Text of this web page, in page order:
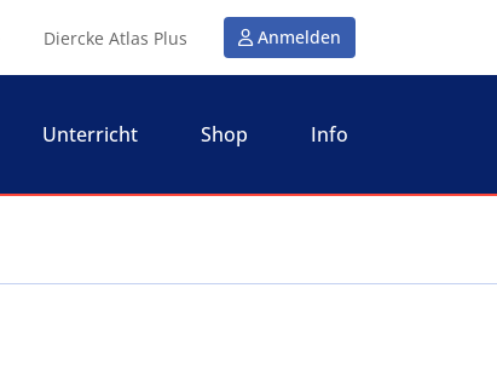
Diercke Atlas Plus Anmelden
Unterricht Shop Info